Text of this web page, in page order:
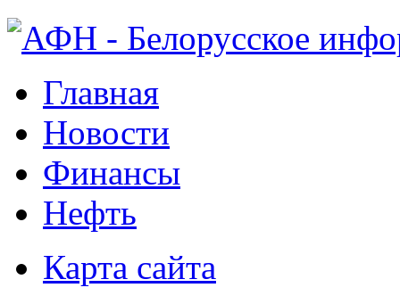
Главная
Новости
Финансы
Нефть
Карта сайта